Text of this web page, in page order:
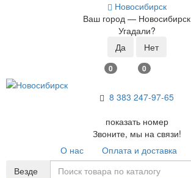
Новосибирск
Ваш город — Новосибирск
Угадали?
0 0
8 383 247-97-65
показать номер
Звоните, мы на связи!
О нас
Оплата и доставка
Везде